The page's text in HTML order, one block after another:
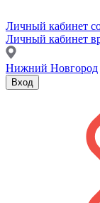
Личный кабинет
Личный кабинет
Нижний Новгород
Вход